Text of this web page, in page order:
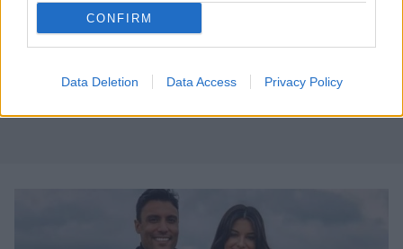
CONFIRM
Data Deletion Data Access Privacy Policy